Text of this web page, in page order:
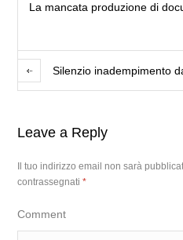
La mancata produzione di
Silenzio inadempimento
Leave a Reply
Il tuo indirizzo email non sarà
contrassegnati*
Comment